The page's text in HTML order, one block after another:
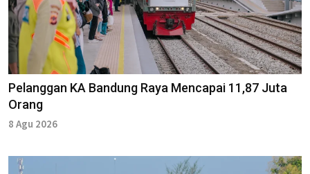
Pelanggan KA Bandung Raya Mencapai 11,87 Juta
Orang
8 Agu 2026